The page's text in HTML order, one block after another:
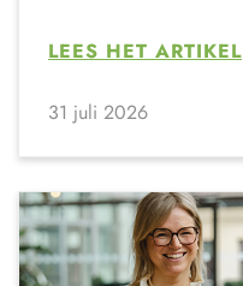
LEES HET ARTIKEL
31 juli 2026